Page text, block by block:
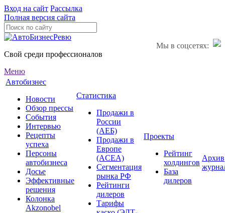
Вход на сайт Рассылка
Полная версия сайта
Мы в соцсетях:
Свой среди профессионалов
Меню
Автобизнес
Новости
Обзор прессы
События
Интервью
Рецепты
успеха
Персоны
автобизнеса
Досье
Эффективные
решения
Колонка
Akzonobel
Статистика
Продажи в
России
(АЕБ)
Продажи в
Европе
(ACEA)
Сегментация
рынка РФ
Рейтинги
дилеров
Тарифы
Проекты
Рейтинг
холдингов
База
дилеров
Архив